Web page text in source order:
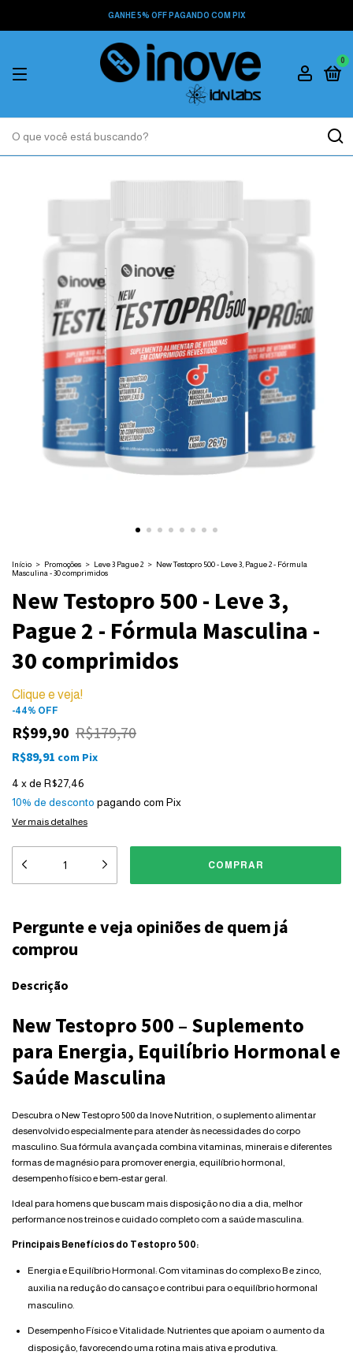
GANHE 5% OFF PAGANDO COM PIX
0
Início > Promoções > Leve 3 Pague 2 > New Testopro 500 - Leve 3, Pague 2 - Fórmula
Masculina - 30 comprimidos
New Testopro 500 - Leve 3,
Pague 2 - Fórmula Masculina -
30 comprimidos
Clique e veja!
-44% OFF
R$99,90 R$179,70
R$89,91 com Pix
4 xde R$27,46
10% de desconto pagando com Pix
Ver mais detalhes
Pergunte e veja opiniões de quem já
comprou
Descrição
New Testopro 500 – Suplemento
para Energia, Equilíbrio Hormonal e
Saúde Masculina
Descubra o New Testopro 500 da Inove Nutrition, o suplemento alimentar
desenvolvido especialmente para atender às necessidades do corpo
masculino. Sua fórmula avançada combina vitaminas, minerais e diferentes
formas de magnésio para promover energia, equilíbrio hormonal,
desempenho físico e bem-estar geral.
Ideal para homens que buscam mais disposição no dia a dia, melhor
performance nos treinos e cuidado completo com a saúde masculina.
Principais Benefícios do Testopro 500:
Energia e Equilíbrio Hormonal: Com vitaminas do complexo B e zinco,
auxilia na redução do cansaço e contribui para o equilíbrio hormonal
masculino.
Desempenho Físico e Vitalidade: Nutrientes que apoiam o aumento da
disposição, favorecendo uma rotina mais ativa e produtiva.